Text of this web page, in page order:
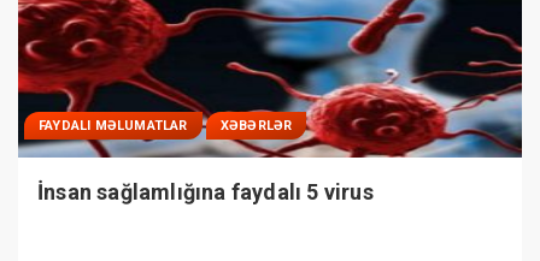
FAYDALI MƏLUMATLAR XƏBƏRLƏR
İnsan sağlamlığına faydalı 5 virus